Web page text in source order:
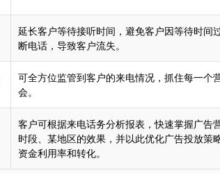
延长客户等待接听时间，避免客户因等待时间
断电话，导致客户流失。
可全方位监管到客户的来电情况，抓住每一个
会。
客户可根据来电话务分析报表，快速掌握广告
时段、某地区的效果，并以此优化广告投放策
资金利用率和转化。